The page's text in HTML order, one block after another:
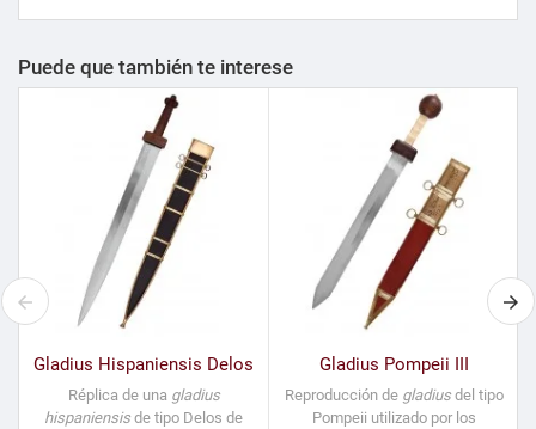
Puede que también te interese
Gladius Hispaniensis Delos
Réplica de una gladius
hispaniensis de tipo Delos de
Gladius Pompeii III
Reproducción de gladiusdel tipo
Pompeii utilizado por los